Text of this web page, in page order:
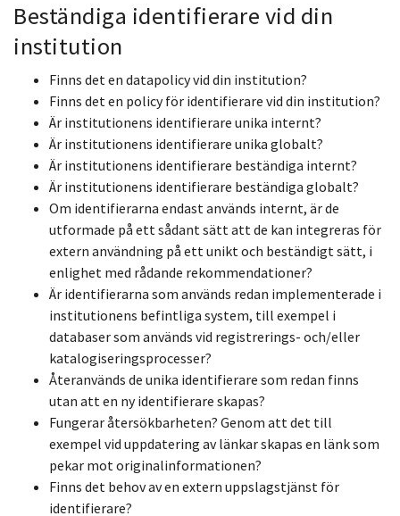
Beständiga identifierare vid din
institution
Finns det en datapolicy vid din institution?
Finns det en policy för identifierare vid din institution?
Är institutionens identifierare unika internt?
Är institutionens identifierare unika globalt?
Är institutionens identifierare beständiga internt?
Är institutionens identifierare beständiga globalt?
Om identifierarna endast används internt, är de
utformade på ett sådant sätt att de kan integreras för
extern användning på ett unikt och beständigt sätt, i
enlighet med rådande rekommendationer?
Är identifierarna som används redan implementerade i
institutionens befintliga system, till exempel i
databaser som används vid registrerings- och/eller
katalogiseringsprocesser?
Återanvänds de unika identifierare som redan finns
utan att en ny identifierare skapas?
Fungerar återsökbarheten? Genom att det till
exempel vid uppdatering av länkar skapas en länk som
pekar mot originalinformationen?
Finns det behov av en extern uppslagstjänst för
identifierare?